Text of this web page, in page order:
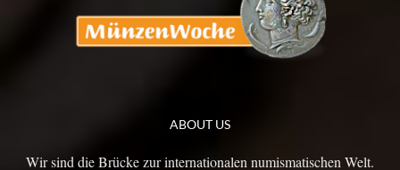
ABOUT US
Wir sind die Brücke zur internationalen numismatischen Welt.